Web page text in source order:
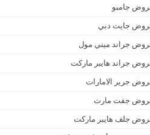
جامبو
جايت دبي
جراند ميني مول
جراند هايبر ماركت
جرير الامارات
جفت مارت
جلف هايبر ماركت